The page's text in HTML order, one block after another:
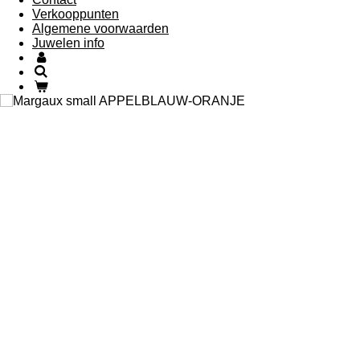
Verkooppunten
Algemene voorwaarden
Juwelen info